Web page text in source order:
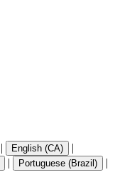
| English (CA) |
| Portuguese (Brazil) |